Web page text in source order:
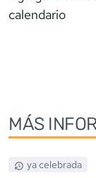
calendario
MÁS
ya celebrada